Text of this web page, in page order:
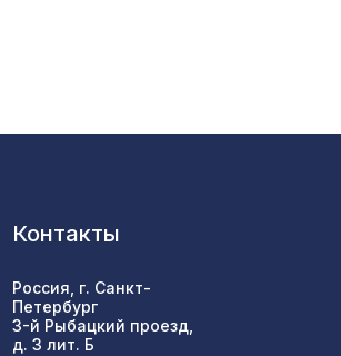
Контакты
Россия, г. Санкт-
Петербург
3-й Рыбацкий проезд,
д. 3 лит. Б